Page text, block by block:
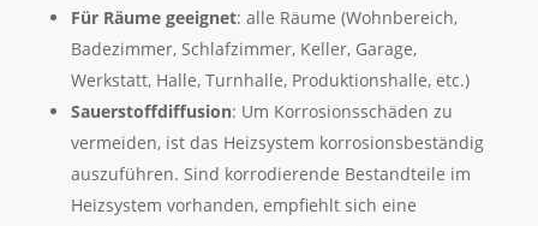
Für Räume geeignet: alle Räume (Wohnbereich,
Badezimmer, Schlafzimmer, Keller, Garage,
Werkstatt, Halle, Turnhalle, Produktionshalle, etc.)
Sauerstoffdiffusion: Um Korrosionsschäden zu
vermeiden, ist das Heizsystem korrosionsbeständig
auszuführen. Sind korrodierende Bestandteile im
Heizsystem vorhanden, empfiehlt sich eine